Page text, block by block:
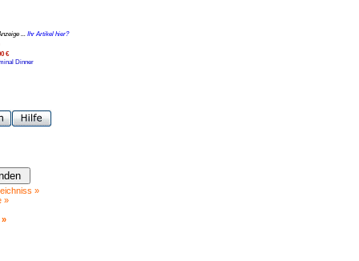
... Ihr Artikel hier?
€
Dinner
»
»
»